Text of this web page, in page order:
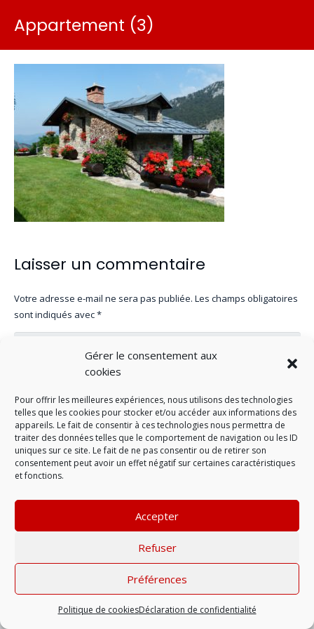
Gérer le consentement aux
cookies
Pour offrir les meilleures expériences, nous utilisons des technologies
telles que les cookies pour stocker et/ou accéder aux informations des
appareils. Le fait de consentir à ces technologies nous permettra de
traiter des données telles que le comportement de navigation ou les ID
uniques sur ce site. Le fait de ne pas consentir ou de retirer son
consentement peut avoir un effet négatif sur certaines caractéristiques
et fonctions.
Accepter
Refuser
Préférences
Politique de cookiesDéclaration de confidentialité
Appartement (3)
Laisser un commentaire
Votre adresse e-mail ne sera pas publiée. Les champs obligatoires
sont indiqués avec*
| © 2022 |
confidentialité